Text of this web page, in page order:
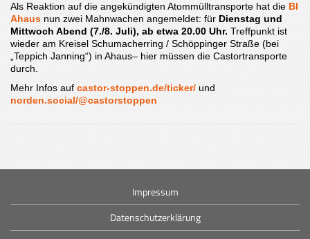
Als Reaktion auf die angekündigten Atommülltransporte hat die BI
Ahaus nun zwei Mahnwachen angemeldet: für Dienstag und
Mittwoch Abend (7./8. Juli), ab etwa 20.00 Uhr. Treffpunkt ist
wieder am Kreisel Schumacherring / Schöppinger Straße (bei
„Teppich Janning“) in Ahaus– hier müssen die Castortransporte
durch.
Mehr Infos auf castor-stoppen.de/ticker/ und
norden.social/@castorstoppen
Impressum
Datenschutzerklärung